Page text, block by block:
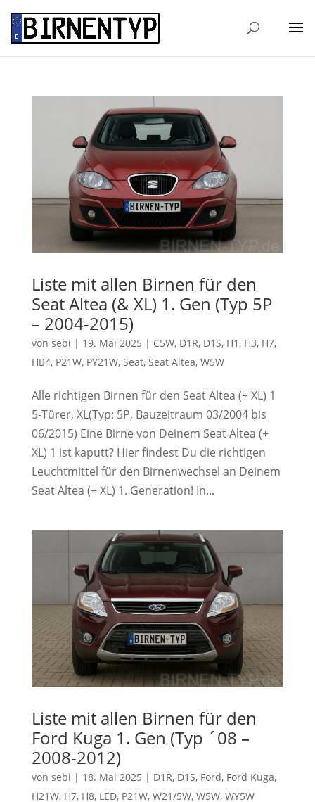
Liste mit allen Birnen für den
Seat Altea (& XL) 1. Gen (Typ 5P
– 2004-2015)
von sebi | 19. Mai 2025 | C5W, D1R, D1S, H1, H3, H7,
HB4, P21W, PY21W, Seat, Seat Altea, W5W
Alle richtigen Birnen für den Seat Altea (+ XL) 1
5-Türer, XL(Typ: 5P, Bauzeitraum 03/2004 bis
06/2015) Eine Birne von Deinem Seat Altea (+
XL) 1 ist kaputt? Hier findest Du die richtigen
Leuchtmittel für den Birnenwechsel an Deinem
Seat Altea (+ XL) 1. Generation! In...
Liste mit allen Birnen für den
Ford Kuga 1. Gen (Typ ´08 –
2008-2012)
von sebi | 18. Mai 2025 | D1R, D1S, Ford, Ford Kuga,
H21W, H7, H8, LED, P21W, W21/5W, W5W, WY5W